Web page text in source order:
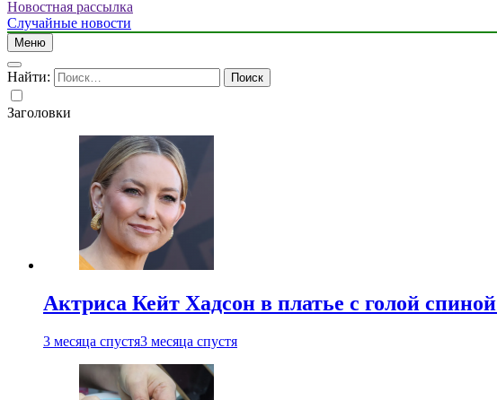
Новостная рассылка
Случайные новости
Меню
Найти:
Заголовки
Актриса Кейт Хадсон в платье с голой
3 месяца спустя3 месяца спустя